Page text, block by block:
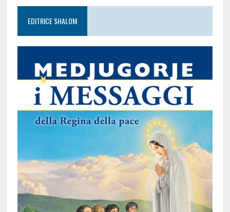
EDITRICE SHALOM